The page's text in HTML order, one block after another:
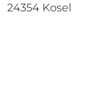
24354 Kosel